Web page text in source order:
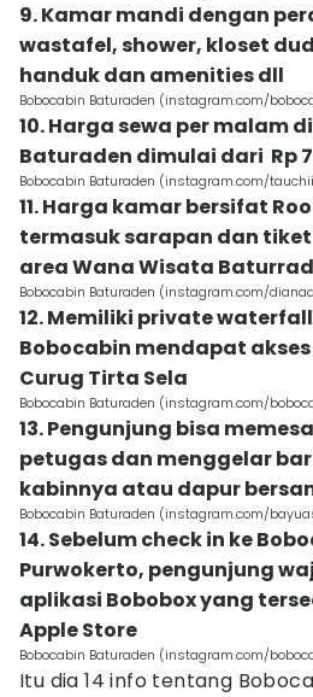
9. Kamar mandi dengan
wastafel, shower, kloset
handuk dan amenities dll
Bobocabin Baturaden (instagram.com/
10. Harga sewa per malam
Baturaden dimulai dari Rp
Bobocabin Baturaden (instagram.com/
11. Harga kamar bersifat
termasuk sarapan dan
area Wana Wisata
Bobocabin Baturaden (instagram.com/
12. Memiliki private
Bobocabin mendapat
Curug Tirta Sela
Bobocabin Baturaden (instagram.com/
13. Pengunjung bisa
petugas dan menggelar
kabinnya atau dapur
Bobocabin Baturaden (instagram.com/
14. Sebelum check in ke
Purwokerto, pengunjung
aplikasi Bobobox yang
Apple Store
Bobocabin Baturaden (instagram.com/
Itu dia 14 info tentang